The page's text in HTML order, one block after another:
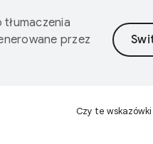
przez
Czy te wskazówki